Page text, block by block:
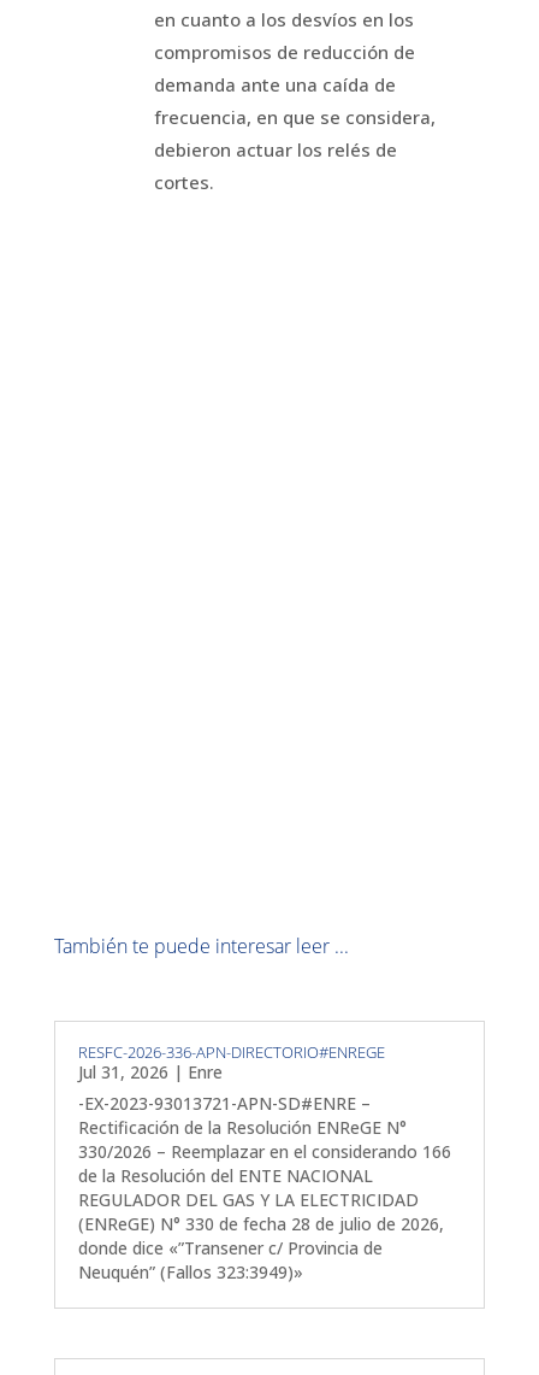
en cuanto a los desvíos en los
compromisos de reducción de
demanda ante una caída de
frecuencia, en que se considera,
debieron actuar los relés de
cortes.
También te puede interesar leer ...
RESFC-2026-336-APN-DIRECTORIO#ENREGE
Jul 31, 2026 | Enre
-EX-2023-93013721-APN-SD#ENRE –
Rectificación de la Resolución ENReGE N°
330/2026 – Reemplazar en el considerando 166
de la Resolución del ENTE NACIONAL
REGULADOR DEL GAS Y LA ELECTRICIDAD
(ENReGE) N° 330 de fecha 28 de julio de 2026,
donde dice «”Transener c/ Provincia de
Neuquén” (Fallos 323:3949)»